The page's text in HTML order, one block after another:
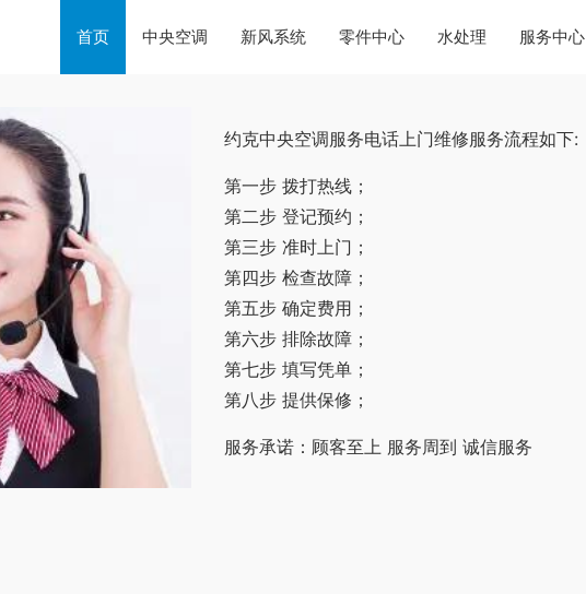
首页 中央空调 新风系统 零件中心 水处理 服务中心
约克中央空调服务电话上门维修服务流程如下:
第一步 拨打热线；
第二步 登记预约；
第三步 准时上门；
第四步 检查故障；
第五步 确定费用；
第六步 排除故障；
第七步 填写凭单；
第八步 提供保修；
服务承诺：顾客至上 服务周到 诚信服务